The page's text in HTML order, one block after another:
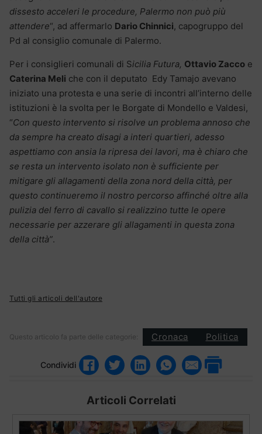
dissesto acceleri le procedure, Palermo non può più
attendere“, ad affermarlo Dario Chinnici, capogruppo del
Pd al consiglio comunale di Palermo.
Per i consiglieri comunali di Sicilia Futura, Ottavio Zacco e
Caterina Meli che con il deputato Edy Tamajo avevano
iniziato una protesta e una serie di incontri all’interno delle
istituzioni è la svolta per le Borgate di Mondello e Valdesi,
“Con questo intervento si risolve un problema annoso che
da sempre ha creato disagi a interi quartieri, adesso
aspettiamo con ansia la ripresa dei lavori, ma è chiaro che
se resta un intervento isolato non è sufficiente per
mitigare gli allagamenti della zona nord della città, per
questo continueremo il nostro percorso affinché oltre alla
pulizia del ferro di cavallo si realizzino tutte le opere
necessarie per azzerare gli allagamenti in questa zona
della città”.
Tutti gli articoli dell'autore
Questo articolo fa parte delle categorie: Cronaca Politica
Condividi
Articoli Correlati